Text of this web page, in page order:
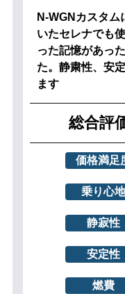
N-WGNカスタム
いたセレナでも
った記憶があっ
た。静粛性、安
ます
総合評
価格満足
乗り心地
静寂性
安定性
燃費